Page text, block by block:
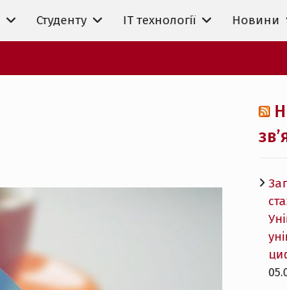
Студенту IT технологiї Новини